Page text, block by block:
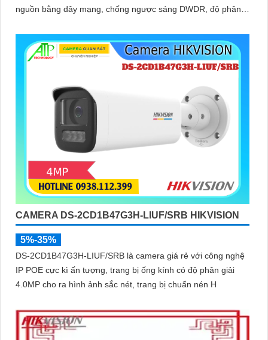
nguồn bằng dây mạng, chống ngược sáng DWDR, độ phân
CAMERA DS-2CD1B47G3H-LIUF/SRB HIKVISION
5%-35%
DS-2CD1B47G3H-LIUF/SRB là camera giá rẻ với công nghệ
IP POE cực kì ấn tượng, trang bị ống kính có độ phân giải
4.0MP cho ra hình ảnh sắc nét, trang bị chuẩn nén H